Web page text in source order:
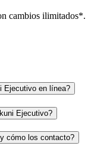
cambios ilimitados*.
Ejecutivo en línea?
Ejecutivo?
cómo los contacto?